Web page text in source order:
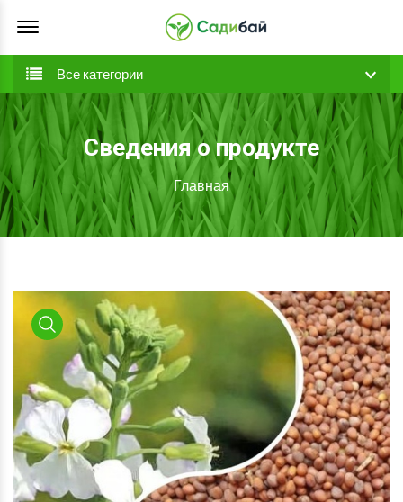
Offcanvas Menu Open
Все категории
Сведения о продукте
Главная